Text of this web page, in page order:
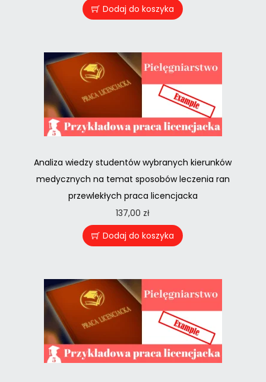
Dodaj do koszyka
Analiza wiedzy studentów wybranych kierunków
medycznych na temat sposobów leczenia ran
przewlekłych praca licencjacka
137,00 zł
Dodaj do koszyka